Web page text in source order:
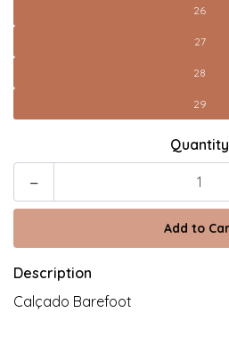
26
27
28
29
Quantity
-
Description
Calçado Barefoot